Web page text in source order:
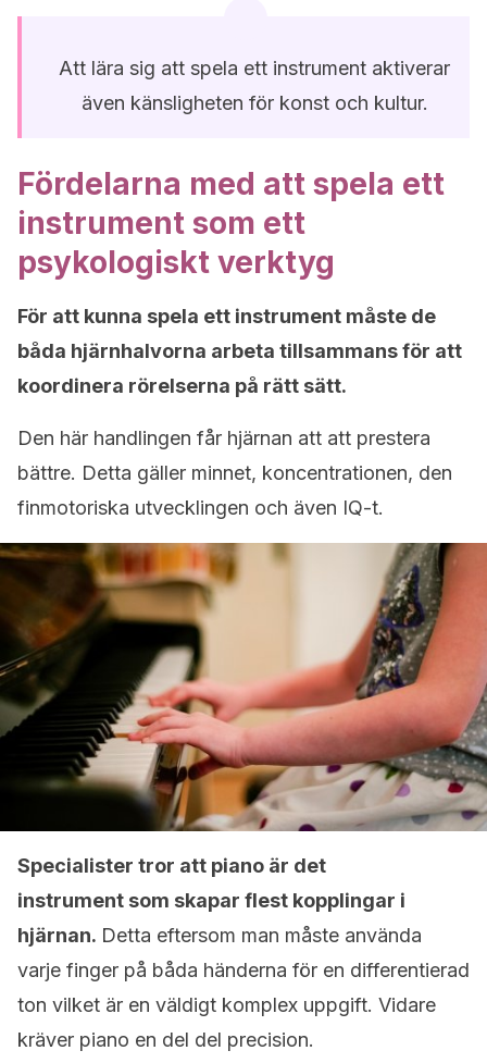
Att lära sig att spela ett instrument aktiverar
även känsligheten för konst och kultur.
Fördelarna med att spela ett
instrument som ett
psykologiskt verktyg
För att kunna spela ett instrument måste de
båda hjärnhalvorna arbeta tillsammans för att
koordinera rörelserna på rätt sätt.
Den här handlingen får hjärnan att att prestera
bättre. Detta gäller minnet, koncentrationen, den
finmotoriska utvecklingen och även IQ-t.
Specialister tror att piano är det
instrument som skapar flest kopplingar i
hjärnan. Detta eftersom man måste använda
varje finger på båda händerna för en differentierad
ton vilket är en väldigt komplex uppgift. Vidare
kräver piano en del del precision.